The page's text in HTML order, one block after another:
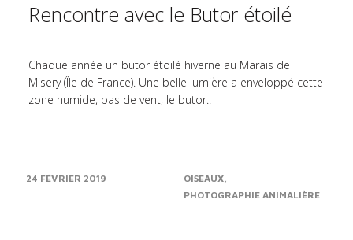
Rencontre avec le Butor étoilé
Chaque année un butor étoilé hiverne au Marais de
Misery (Île de France). Une belle lumière a enveloppé cette
zone humide, pas de vent, le butor..
24 FÉVRIER 2019
OISEAUX
PHOTOGRAPHIE ANIMALIÈRE